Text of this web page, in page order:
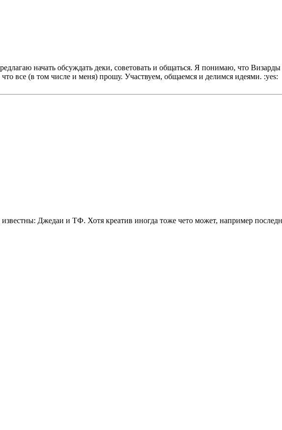
начать обсуждать деки, советовать и общаться. Я понимаю, что
что все (в том числе и меня) прошу. Участвуем, общаемся и делимся идеями. :yes:
Джедаи и ТФ. Хотя креатив иногда тоже чето может, например